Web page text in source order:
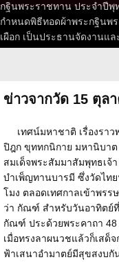
กฐินพระราชทาน ประจำปีพุ
กำหนดพิธีทอดผ้าพระกฐินพ
เผือก เป็นประธานจัดงานแ
ข่าวจากวัด 15 ตุล
เทศน์มหาชาติ เรื่องรา
ปิฎก ขุททกนิกาย มหานิบา
สมเด็จพระสัมมาสัมพุทธเจ้
บำเพ็ญทานบารมี ซึ่งวัดไท
โมง ตลอดเทศกาลเข้าพรร
ว่า กัณฑ์ สำหรับวันอาทิต
กัณฑ์ ประด้วยพระคาถา
เมื่อทรงลาผนวชแล้วก็เสด็
ฟ้าเสนาอำมาตย์มีสุขสงบกั